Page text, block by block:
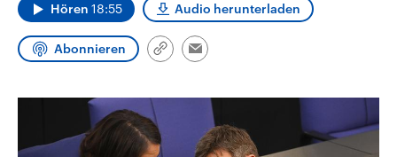
Hören 18:55 Audio herunterladen
Abonnieren
Link
Email